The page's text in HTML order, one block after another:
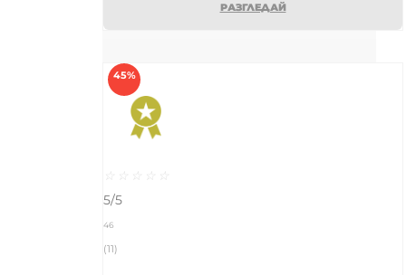
РАЗГЛЕДАЙ
45%
☆ ☆ ☆ ☆
☆
5/5
46
(11)